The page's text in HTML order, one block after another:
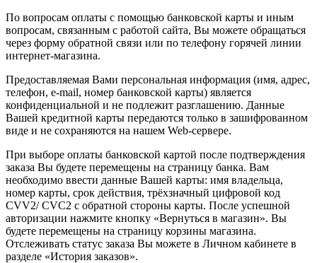
По вопросам оплаты с помощью банковской карты и иным
вопросам, связанным с работой сайта, Вы можете обращаться
через форму обратной связи или по телефону горячей линии
интернет-магазина.
Предоставляемая Вами персональная информация (имя, адрес,
телефон, e-mail, номер банковской карты) является
конфиденциальной и не подлежит разглашению. Данные
Вашей кредитной карты передаются только в зашифрованном
виде и не сохраняются на нашем Web-сервере.
При выборе оплаты банковской картой после подтверждения
заказа Вы будете перемещены на страницу банка. Вам
необходимо ввести данные Вашей карты: имя владельца,
номер карты, срок действия, трёхзначный цифровой код
CVV2/ CVC2 с обратной стороны карты. После успешной
авторизации нажмите кнопку «Вернуться в магазин». Вы
будете перемещены на страницу корзины магазина.
Отслеживать статус заказа Вы можете в Личном кабинете в
разделе «История заказов».